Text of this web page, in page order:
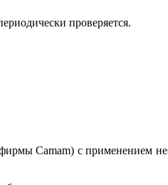
проверяется.
Camam) с применением